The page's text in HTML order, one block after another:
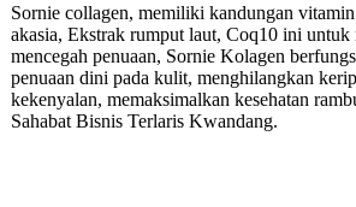
Sornie collagen, memiliki kandungan
akasia, Ekstrak rumput laut, Coq10 ini
mencegah penuaan, Sornie Kolagen
penuaan dini pada kulit, menghilangkan
kekenyalan, memaksimalkan kesehatan
Sahabat Bisnis Terlaris Kwandang.